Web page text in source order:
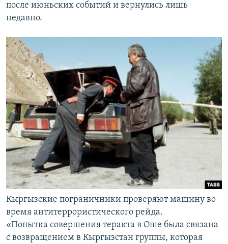
после июньских событий и вернулись лишь
недавно.
Кыргызские пограничники проверяют машину во
время антитеррористического рейда.
«Попытка совершения теракта в Оше была связана
с возвращением в Кыргызстан группы, которая